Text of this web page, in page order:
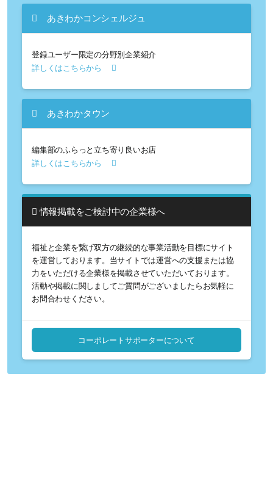
あきわかコンシェルジュ
登録ユーザー限定の分野別企業紹介
詳しくはこちらから
あきわかタウン
編集部のふらっと立ち寄り良いお店
詳しくはこちらから
情報掲載をご検討中の企業様へ
福祉と企業を繋げ双方の継続的な事業活動を目標にサイト
を運営しております。当サイトでは運営への支援または協
力をいただける企業様を掲載させていただいております。
活動や掲載に関しましてご質問がございましたらお気軽に
お問合わせください。
コーポレートサポーターについて